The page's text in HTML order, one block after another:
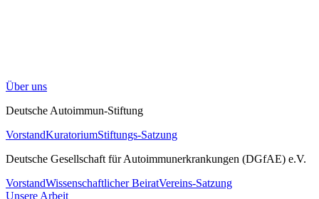
Über uns
Deutsche Autoimmun-Stiftung
VorstandKuratoriumStiftungs-Satzung
Deutsche Gesellschaft für Autoimmunerkrankungen (DGfAE) e.V.
VorstandWissenschaftlicher BeiratVereins-Satzung
Unsere Arbeit